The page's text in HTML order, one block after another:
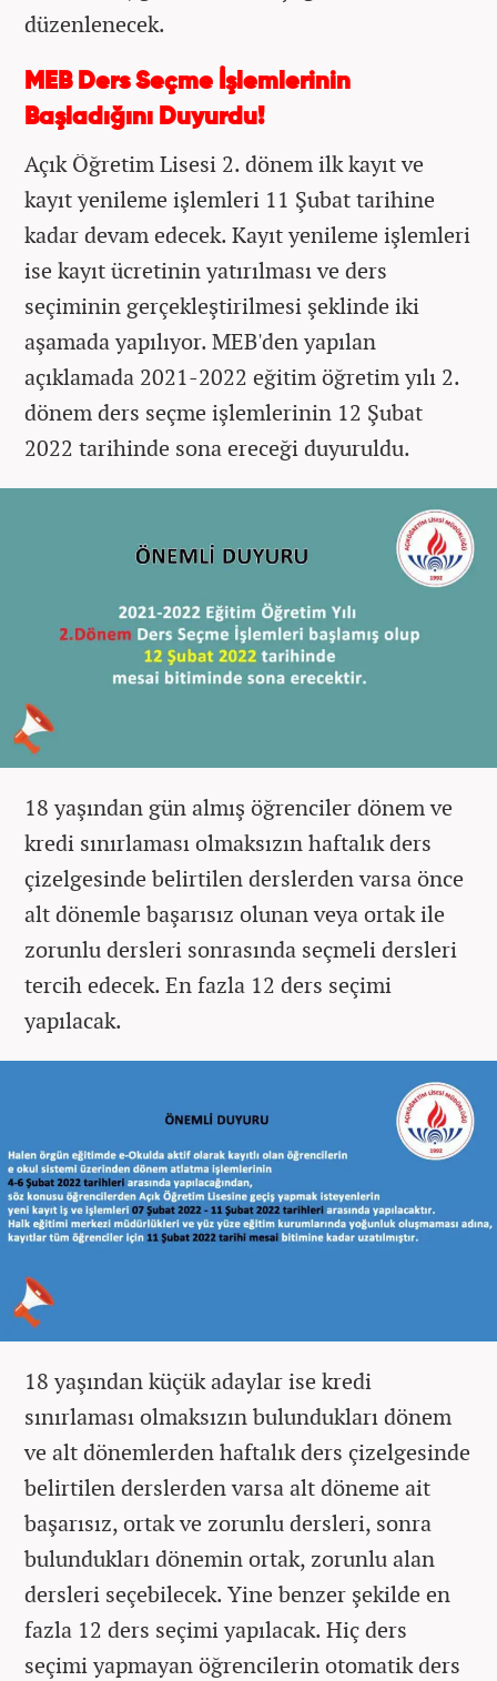
düzenlenecek.
MEB Ders Seçme İşlemlerinin
Başladığını Duyurdu!
Açık Öğretim Lisesi 2. dönem ilk kayıt ve
kayıt yenileme işlemleri 11 Şubat tarihine
kadar devam edecek. Kayıt yenileme işlemleri
ise kayıt ücretinin yatırılması ve ders
seçiminin gerçekleştirilmesi şeklinde iki
aşamada yapılıyor. MEB'den yapılan
açıklamada 2021-2022 eğitim öğretim yılı 2.
dönem ders seçme işlemlerinin 12 Şubat
2022 tarihinde sona ereceği duyuruldu.
18 yaşından gün almış öğrenciler dönem ve
kredi sınırlaması olmaksızın haftalık ders
çizelgesinde belirtilen derslerden varsa önce
alt dönemle başarısız olunan veya ortak ile
zorunlu dersleri sonrasında seçmeli dersleri
tercih edecek. En fazla 12 ders seçimi
yapılacak.
18 yaşından küçük adaylar ise kredi
sınırlaması olmaksızın bulundukları dönem
ve alt dönemlerden haftalık ders çizelgesinde
belirtilen derslerden varsa alt döneme ait
başarısız, ortak ve zorunlu dersleri, sonra
bulundukları dönemin ortak, zorunlu alan
dersleri seçebilecek. Yine benzer şekilde en
fazla 12 ders seçimi yapılacak. Hiç ders
seçimi yapmayan öğrencilerin otomatik ders